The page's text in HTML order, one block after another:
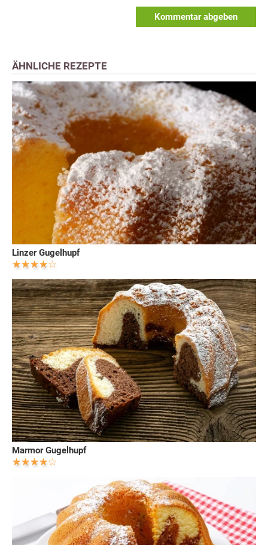
Kommentar abgeben
ÄHNLICHE REZEPTE
Linzer Gugelhupf
Marmor Gugelhupf